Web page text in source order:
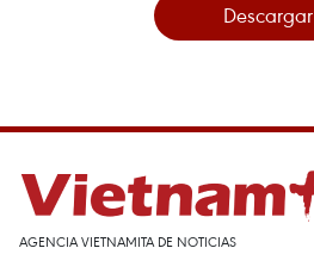
Descargar
AGENCIA VIETNAMITA DE NOTICIAS